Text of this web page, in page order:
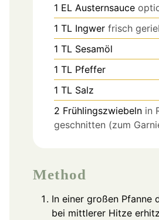
1 EL Austernsauce
1 TL Ingwer frisch
1 TL Sesamöl
1 TL Pfeffer
1 TL Salz
2 Frühlingszwiebeln in
geschnitten (zum
Method
In einer großen Pfanne
bei mittlerer Hitze